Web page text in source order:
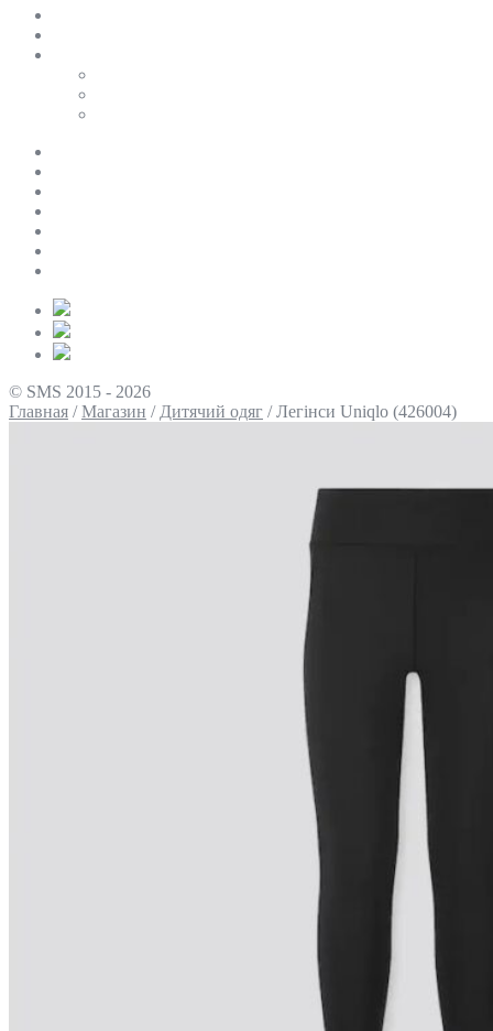
© SMS 2015 - 2026
Главная /Магазин / Дитячий одяг /Легінси Uniqlo (426004)